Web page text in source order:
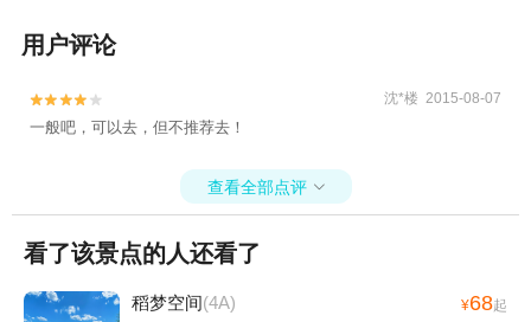
用户评论

 沈*楼 2015-08-07
一般吧，可以去，但不推荐去！
查看全部点评 
看了该景点的人还看了
稻梦空间(4A) ¥68起